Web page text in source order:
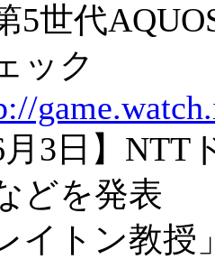
5世代
ック
月3日】
どを発表
イトン教